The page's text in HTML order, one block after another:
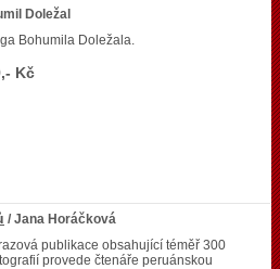
Doležal
Bohumila Doležala.
Kč
/ Jana Horáčková
publikace obsahující téměř 300
provede čtenáře peruánskou